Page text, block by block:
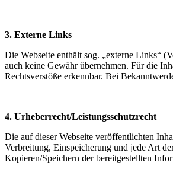
3. Externe Links
Die Webseite enthält sog. „externe Links“
auch keine Gewähr übernehmen. Für die
Rechtsverstöße erkennbar. Bei
4. Urheberrecht/Leistungsschutzrecht
Die auf dieser Webseite veröffentlichten
Verbreitung, Einspeicherung und jede Art
Kopieren/Speichern der bereitgestellten